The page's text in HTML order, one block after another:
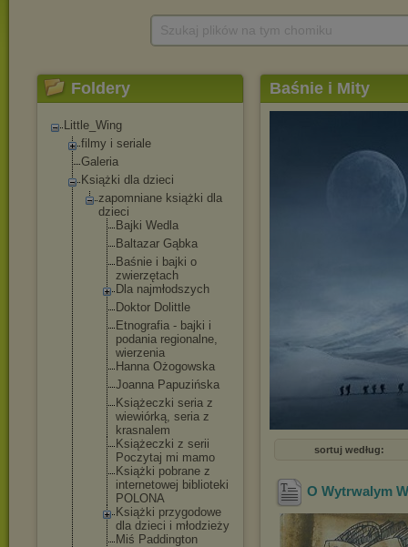
Foldery
Little_Wing
filmy i seriale
Galeria
Książki dla dzieci
zapomniane książki dla
dzieci
Bajki Wedla
Baltazar Gąbka
Baśnie i bajki o
zwierzętach
Dla najmłodszyc h
Doktor Dolittle
Etnografia - bajki i
podania regionalne,
wierzenia
Hanna Ożogowska
Joanna Papuzińska
Książeczki seria z
wiewiórką, seria z
krasnalem
Książeczki z serii
Poczytaj mi mamo
Książki pobrane z
internetowej biblioteki
POLONA
Książki przygodowe
dla dzieci i młodzieży
Miś Paddington
Baśnie i Mity
sortuj według:
O Wytrwalym